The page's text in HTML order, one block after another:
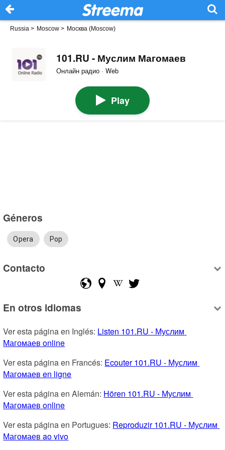
Russia > Moscow > Москва (Moscow)
101.RU - Муслим Магомаев
Онлайн радио · Web
Play
Géneros
Opera Pop
Contacto
En otros idiomas
Ver esta página en Inglés: Listen 101.RU - Муслим
Магомаев online
Ver esta página en Francés: Ecouter 101.RU - Муслим
Магомаев en ligne
Ver esta página en Alemán: Hören 101.RU - Муслим
Магомаев online
Ver esta página en Portugues: Reproduzir 101.RU - Муслим
Магомаев ao vivo